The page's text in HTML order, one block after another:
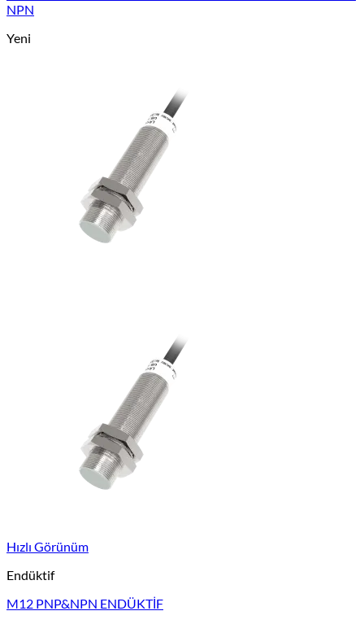
NPN
Yeni
Hızlı Görünüm
Endüktif
M12 PNP&NPN ENDÜKTİF